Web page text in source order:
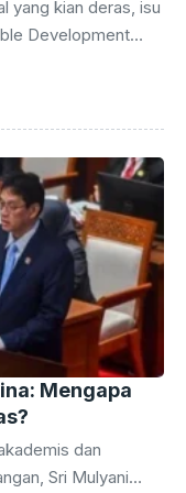
yang kian deras, isu
Development
depan yang lebih
yang menjadi inti
Development
forum bergengsi
dari berbagai
hanya menjadi ajang
Mengapa
dan
Sri Mulyani